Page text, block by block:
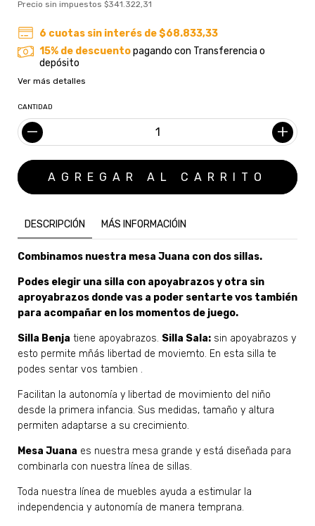
Precio sin impuestos $341.322,31
6 cuotas sin interés de$68.833,33
15% de descuentopagando con Transferencia o
depósito
Ver más detalles
CANTIDAD
DESCRIPCIÓN MÁS INFORMACIÓIN
Combinamos nuestra mesa Juana con dos sillas.
Podes elegir una silla con apoyabrazos y otra sin
aproyabrazos donde vas a poder sentarte vos también
para acompañar en los momentos de juego.
Silla Benja tiene apoyabrazos. Silla Sala: sin apoyabrazos y
esto permite mñás libertad de moviemto. En esta silla te
podes sentar vos tambien .
Facilitan la autonomía y libertad de movimiento del niño
desde la primera infancia. Sus medidas, tamaño y altura
permiten adaptarse a su crecimiento.
Mesa Juana es nuestra mesa grande y está diseñada para
combinarla con nuestra línea de sillas.
Toda nuestra línea de muebles ayuda a estimular la
independencia y autonomía de manera temprana.